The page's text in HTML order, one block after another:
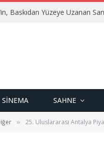
Baskıdan Yüzeye Uzanan
SINEMA SAHNE
» 25. Uluslararası Antalya